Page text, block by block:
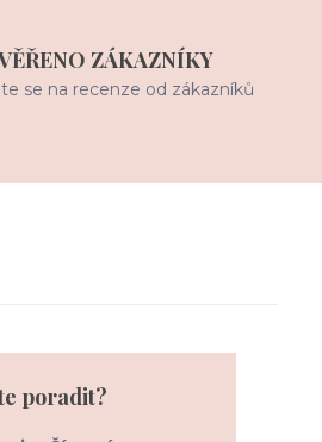
ZÁKAZNÍKY
se na recenze od zákazníků
poradit?